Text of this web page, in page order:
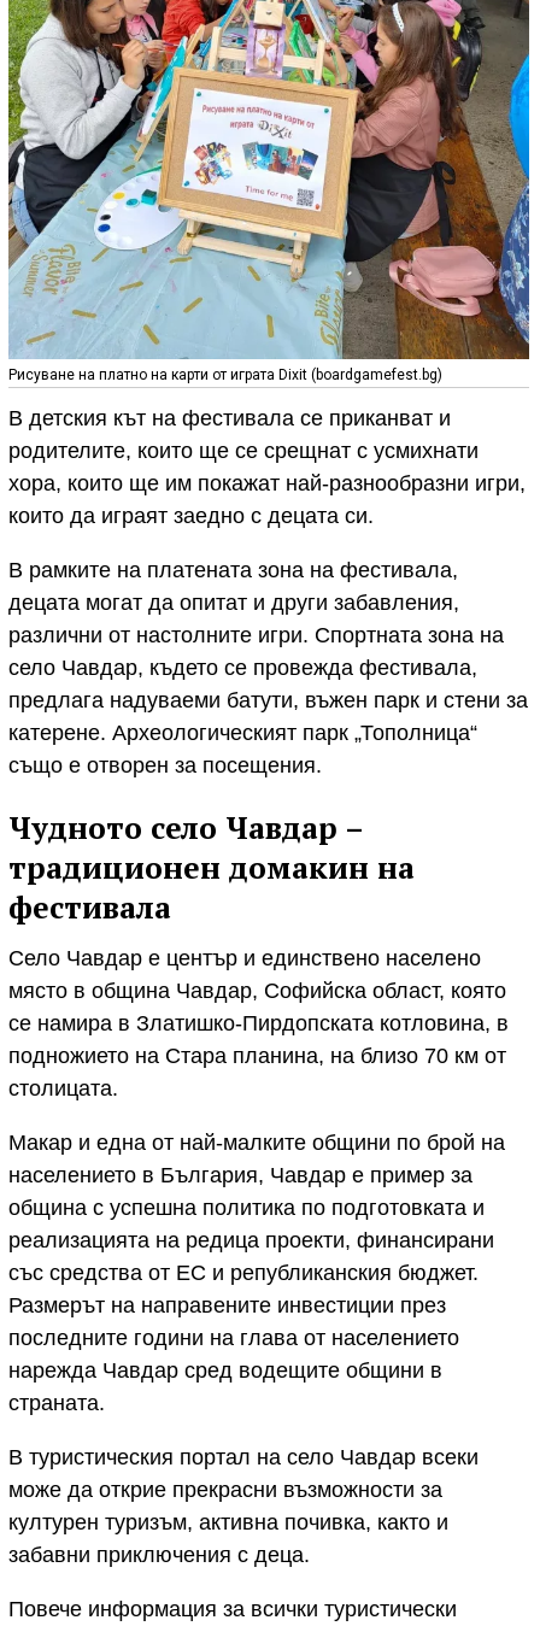
Рисуване на платно на карти от играта Dixit (boardgamefest.bg)
В детския кът на фестивала се приканват и
родителите, които ще се срещнат с усмихнати
хора, които ще им покажат най-разнообразни игри,
които да играят заедно с децата си.
В рамките на платената зона на фестивала,
децата могат да опитат и други забавления,
различни от настолните игри. Спортната зона на
село Чавдар, където се провежда фестивала,
предлага надуваеми батути, въжен парк и стени за
катерене. Археологическият парк „Тополница“
също е отворен за посещения.
Чудното село Чавдар –
традиционен домакин на
фестивала
Село Чавдар е център и единствено населено
място в община Чавдар, Софийска област, която
се намира в Златишко-Пирдопската котловина, в
подножието на Стара планина, на близо 70 км от
столицата.
Макар и една от най-малките общини по брой на
населението в България, Чавдар е пример за
община с успешна политика по подготовката и
реализацията на редица проекти, финансирани
със средства от ЕС и републиканския бюджет.
Размерът на направените инвестиции през
последните години на глава от населението
нарежда Чавдар сред водещите общини в
страната.
В туристическия портал на село Чавдар всеки
може да открие прекрасни възможности за
културен туризъм, активна почивка, както и
забавни приключения с деца.
Повече информация за всички туристически